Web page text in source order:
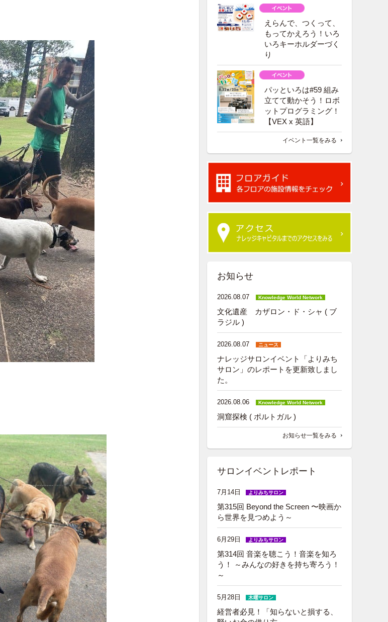
えらんで、つくって、
もってかえろう！いろ
いろキーホルダーづく
り
パッといろは#59 組み
立てて動かそう！ロボ
ットプログラミング！
【VEX x 英語】
イベント一覧をみる
お知らせ
2026.08.07 Knowledge World Network
文化遺産 カザロン・ド・シャ ( ブ
ラジル )
2026.08.07 ニュース
ナレッジサロンイベント「よりみち
サロン」のレポートを更新致しまし
た。
2026.08.06 Knowledge World Network
洞窟探検 ( ポルトガル )
お知らせ一覧をみる
サロンイベントレポート
7月14日 よりみちサロン
第315回 Beyond the Screen 〜映画か
ら世界を見つめよう～
6月29日 よりみちサロン
第314回 音楽を聴こう！音楽を知ろ
う！ ～みんなの好きを持ち寄ろう！
～
5月28日 木曜サロン
経営者必見！「知らないと損する、